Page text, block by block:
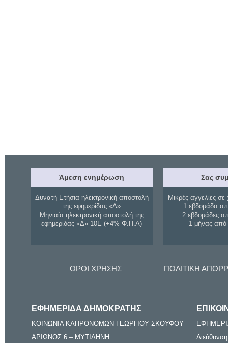
Άμεση ενημέρωση
Δυνατή Ετήσια ηλεκτρονική αποστολή
της εφημερίδας «Δ»
Μηνιαία ηλεκτρονική αποστολή της
εφημερίδας «Δ» 10Ε (+4% Φ.Π.Α)
Σας
Μικρές αγγελίες σε
1 εβδομάδα
2 εβδομάδες
1 μήνας
ΟΡΟΙ ΧΡΗΣΗΣ ΠΟΛΙΤΙΚΗ
ΕΦΗΜΕΡΙΔΑ ΔΗΜΟΚΡΑΤΗΣ
ΚΟΙΝΩΝΙΑ ΚΛΗΡΟΝΟΜΩΝ ΓΕΩΡΓΙΟΥ ΣΚΟΥΦΟΥ
ΑΡΙΩΝΟΣ 6 – ΜΥΤΙΛΗΝΗ